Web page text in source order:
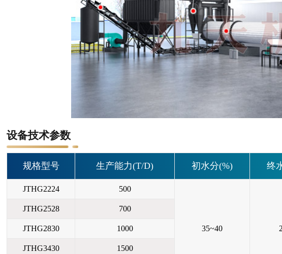
设备技术参数
规格型号 生产能力(T/D) 初水分(%) 终
JTHG2224 500
35~40
JTHG2528 700
JTHG2830 1000
JTHG3430 1500